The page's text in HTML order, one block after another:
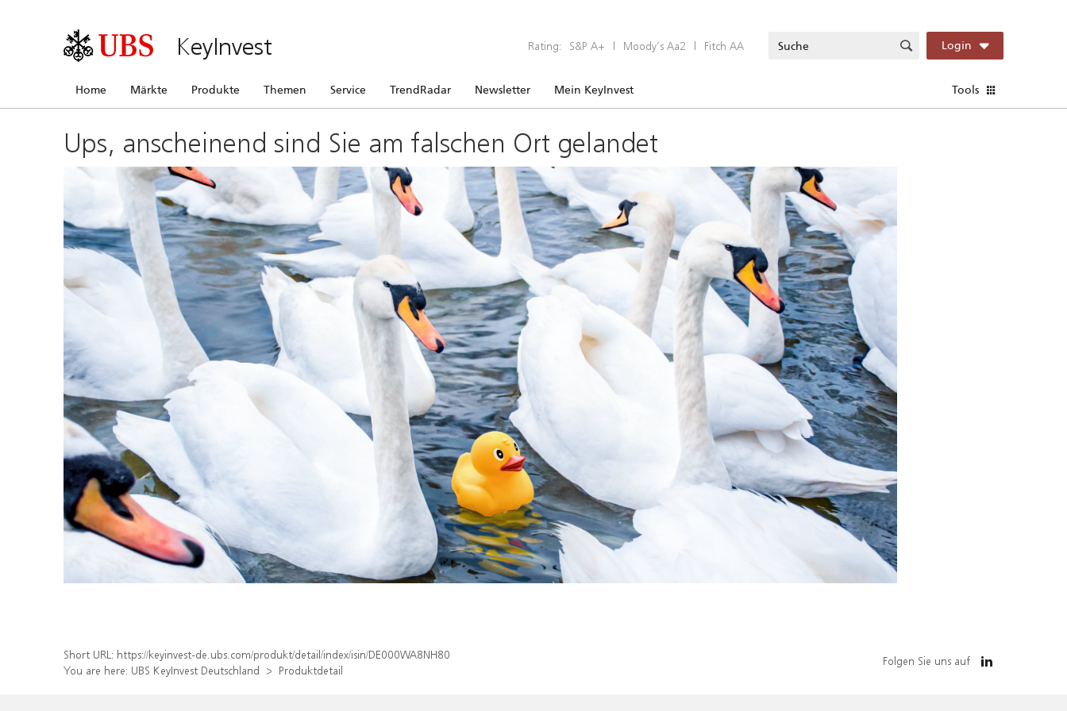
KeyInvest Rating: S&P A+ | Moody’s Aa2 | Fitch AA Login
Home Märkte Produkte Themen Service TrendRadar Newsletter Mein KeyInvest Tools
Ups, anscheinend sind Sie am falschen Ort gelandet
Short URL: https://keyinvest-de.ubs.com/produkt/detail/index/isin/DE000WA8NH80
You are here: UBS KeyInvest Deutschland Produktdetail
Folgen Sie uns auf